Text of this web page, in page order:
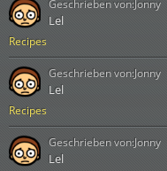
Recipes
Lel
Geschrieben von:Jonny
Recipes
Lel
Geschrieben von:Jonny
Lel
Geschrieben von:Jonny